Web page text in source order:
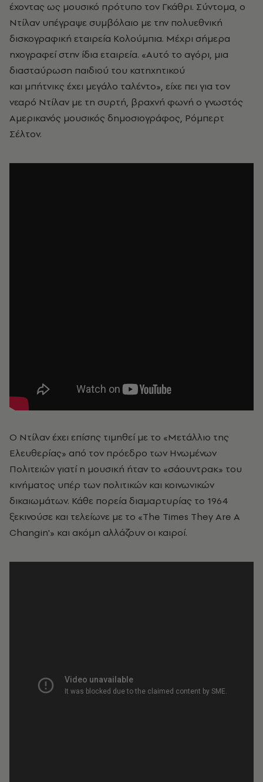
έχοντας ως μουσικό πρότυπο τον Γκάθρι. Σύντομα, ο
Ντίλαν υπέγραψε συμβόλαιο με την πολυεθνική
δισκογραφική εταιρεία Κολούμπια. Μέχρι σήμερα
ηχογραφεί στην ίδια εταιρεία. «Αυτό το αγόρι, μια
διασταύρωση παιδιού του κατηχητικού
και μπήτνικς έχει μεγάλο ταλέντο», είχε πει για τον
νεαρό Ντίλαν με τη συρτή, βραχνή φωνή ο γνωστός
Αμερικανός μουσικός δημοσιογράφος, Ρόμπερτ
Σέλτον.
Ο Ντίλαν έχει επίσης τιμηθεί με το «Μετάλλιο της
Ελευθερίας» από τον πρόεδρο των Ηνωμένων
Πολιτειών γιατί η μουσική ήταν το «σάουντρακ» του
κινήματος υπέρ των πολιτικών και κοινωνικών
δικαιωμάτων. Κάθε πορεία διαμαρτυρίας το 1964
ξεκινούσε και τελείωνε με το «The Times They Are A
Changin'» και ακόμη αλλάζουν οι καιροί.